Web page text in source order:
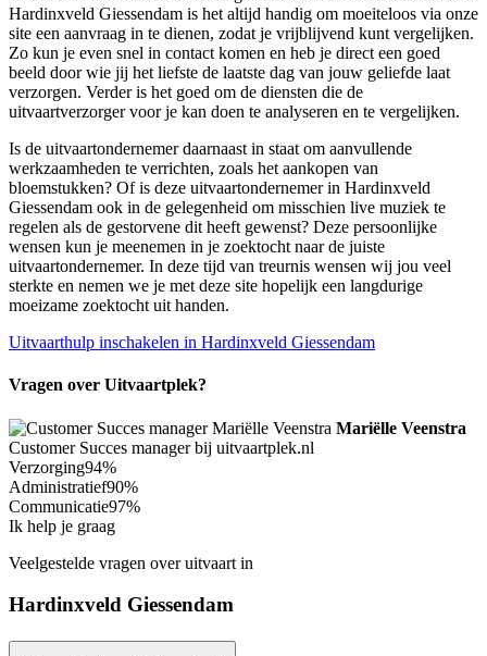
Hardinxveld Giessendam is het altijd handig om moeiteloos via onze
site een aanvraag in te dienen, zodat je vrijblijvend kunt vergelijken.
Zo kun je even snel in contact komen en heb je direct een goed
beeld door wie jij het liefste de laatste dag van jouw geliefde laat
verzorgen. Verder is het goed om de diensten die de
uitvaartverzorger voor je kan doen te analyseren en te vergelijken.
Is de uitvaartondernemer daarnaast in staat om aanvullende
werkzaamheden te verrichten, zoals het aankopen van
bloemstukken? Of is deze uitvaartondernemer in Hardinxveld
Giessendam ook in de gelegenheid om misschien live muziek te
regelen als de gestorvene dit heeft gewenst? Deze persoonlijke
wensen kun je meenemen in je zoektocht naar de juiste
uitvaartondernemer. In deze tijd van treurnis wensen wij jou veel
sterkte en nemen we je met deze site hopelijk een langdurige
moeizame zoektocht uit handen.
Uitvaarthulp inschakelen in Hardinxveld Giessendam
Vragen over Uitvaartplek?
Mariëlle Veenstra
Customer Succes manager bij uitvaartplek.nl
Verzorging94%
Administratief90%
Communicatie97%
Ik help je graag
Veelgestelde vragen over uitvaart in
Hardinxveld Giessendam